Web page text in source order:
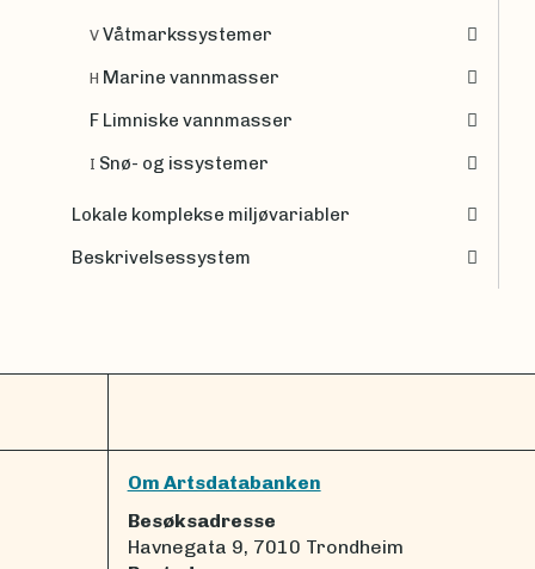
V Våtmarkssystemer
H Marine vannmasser
F Limniske vannmasser
I Snø- og issystemer
Lokale komplekse miljøvariabler
Beskrivelsessystem
Om Artsdatabanken
Besøksadresse
Havnegata 9, 7010 Trondheim